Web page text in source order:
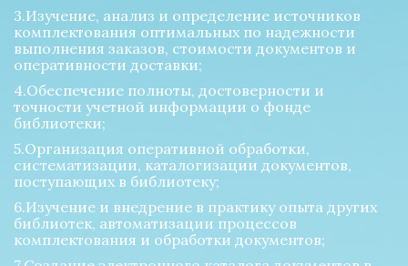
3.Изучение, анализ и определение источников
комплектования оптимальных по надежности
выполнения заказов, стоимости документов и
оперативности доставки;
4.Обеспечение полноты, достоверности и
точности учетной информации о фонде
библиотеки;
5.Организация оперативной обработки,
систематизации, каталогизации документов,
поступающих в библиотеку;
6.Изучение и внедрение в практику опыта других
библиотек, автоматизации процессов
комплектования и обработки документов;